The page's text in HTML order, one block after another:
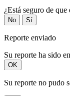
¿Está seguro de
No Sí
Reporte enviado
Su reporte ha sido
OK
Su reporte no pudo